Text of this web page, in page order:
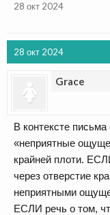
28 окт 2024
28 окт 2024
Grace
В контексте
«неприятные
крайней плоти.
через отверстие
неприятными
ЕСЛИ речь о том,